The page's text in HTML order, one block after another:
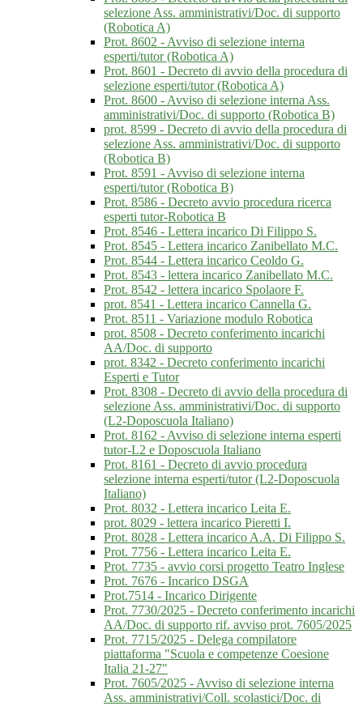
selezione Ass. amministrativi/Doc. di supporto
(Robotica A)
Prot. 8602 - Avviso di selezione interna
esperti/tutor (Robotica A)
Prot. 8601 - Decreto di avvio della procedura di
selezione esperti/tutor (Robotica A)
Prot. 8600 - Avviso di selezione interna Ass.
amministrativi/Doc. di supporto (Robotica B)
prot. 8599 - Decreto di avvio della procedura di
selezione Ass. amministrativi/Doc. di supporto
(Robotica B)
Prot. 8591 - Avviso di selezione interna
esperti/tutor (Robotica B)
Prot. 8586 - Decreto avvio procedura ricerca
esperti tutor-Robotica B
Prot. 8546 - Lettera incarico Di Filippo S.
Prot. 8545 - Lettera incarico Zanibellato M.C.
Prot. 8544 - Lettera incarico Ceoldo G.
Prot. 8543 - lettera incarico Zanibellato M.C.
Prot. 8542 - lettera incarico Spolaore F.
prot. 8541 - Lettera incarico Cannella G.
Prot. 8511 - Variazione modulo Robotica
prot. 8508 - Decreto conferimento incarichi
AA/Doc. di supporto
prot. 8342 - Decreto conferimento incarichi
Esperti e Tutor
Prot. 8308 - Decreto di avvio della procedura di
selezione Ass. amministrativi/Doc. di supporto
(L2-Doposcuola Italiano)
Prot. 8162 - Avviso di selezione interna esperti
tutor-L2 e Doposcuola Italiano
Prot. 8161 - Decreto di avvio procedura
selezione interna esperti/tutor (L2-Doposcuola
Italiano)
Prot. 8032 - Lettera incarico Leita E.
prot. 8029 - lettera incarico Pieretti I.
Prot. 8028 - Lettera incarico A.A. Di Filippo S.
Prot. 7756 - Lettera incarico Leita E.
Prot. 7735 - avvio corsi progetto Teatro Inglese
Prot. 7676 - Incarico DSGA
Prot.7514 - Incarico Dirigente
Prot. 7730/2025 - Decreto conferimento incarichi
AA/Doc. di supporto rif. avviso prot. 7605/2025
Prot. 7715/2025 - Delega compilatore
piattaforma "Scuola e competenze Coesione
Italia 21-27"
Prot. 7605/2025 - Avviso di selezione interna
Ass. amministrativi/Coll. scolastici/Doc. di